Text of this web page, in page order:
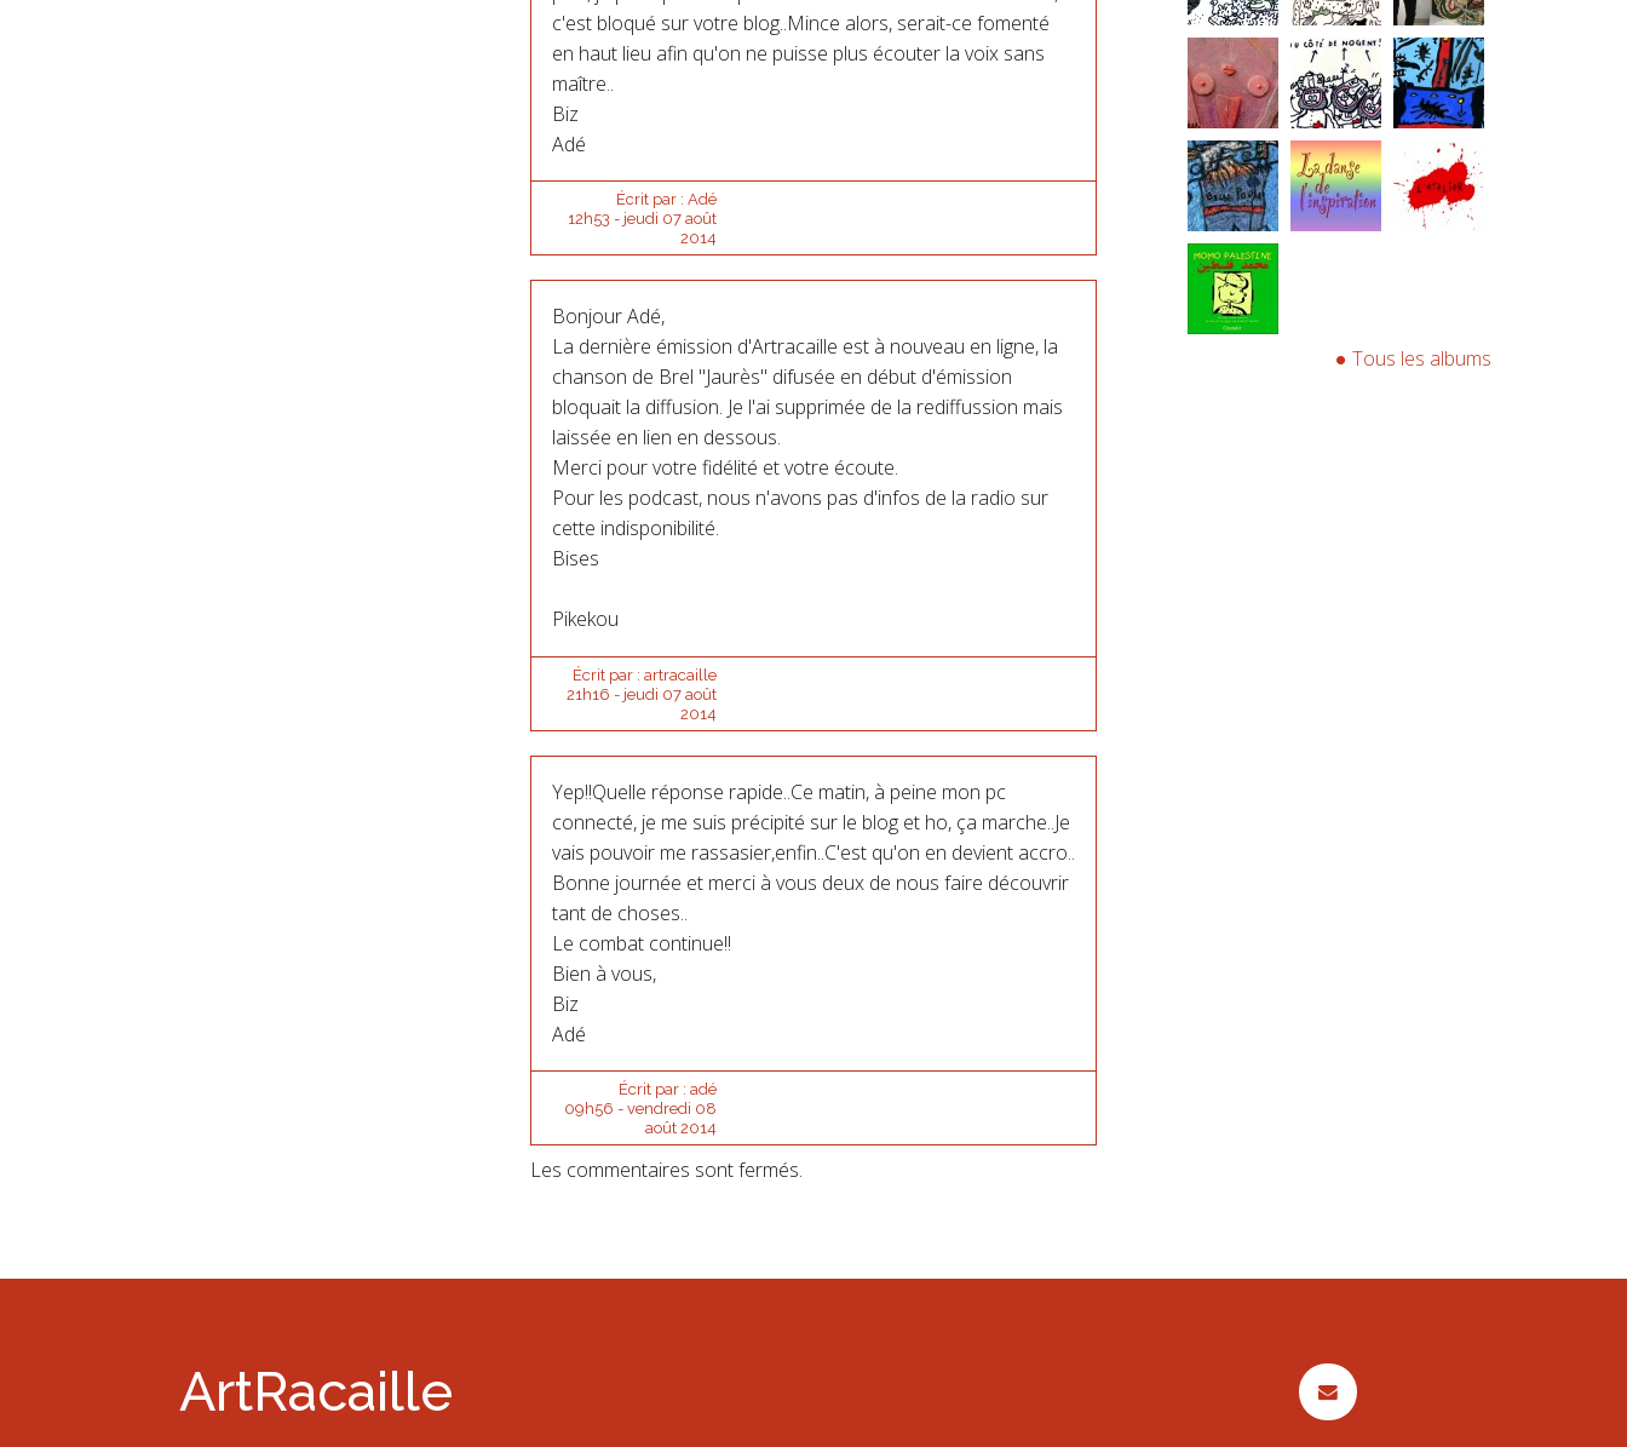
c'est bloqué sur votre blog..Mince alors, serait-ce fomenté
en haut lieu afin qu'on ne puisse plus écouter la voix sans
maître..
Biz
Adé
Écrit par : Adé
12h53 - jeudi 07 août
2014
Bonjour Adé,
La dernière émission d'Artracaille est à nouveau en ligne, la
chanson de Brel "Jaurès" difusée en début d'émission
bloquait la diffusion. Je l'ai supprimée de la rediffussion mais
laissée en lien en dessous.
Merci pour votre fidélité et votre écoute.
Pour les podcast, nous n'avons pas d'infos de la radio sur
cette indisponibilité.
Bises
Pikekou
Écrit par : artracaille
21h16 - jeudi 07 août
2014
Yep!!Quelle réponse rapide..Ce matin, à peine mon pc
connecté, je me suis précipité sur le blog et ho, ça marche..Je
vais pouvoir me rassasier,enfin..C'est qu'on en devient accro..
Bonne journée et merci à vous deux de nous faire découvrir
tant de choses..
Le combat continue!!
Bien à vous,
Biz
Adé
Écrit par : adé
09h56 - vendredi 08
août 2014
Les commentaires sont fermés.
Tous les albums
ArtRacaille